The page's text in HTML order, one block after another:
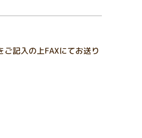
ご記入の上FAXにてお送り